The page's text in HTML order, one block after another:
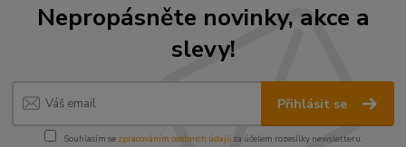
Nepropásněte novinky, akce a
slevy!
Přihlásit se
Souhlasím se zpracováním osobních údajůza účelem rozesílky newsletteru.